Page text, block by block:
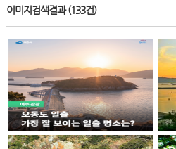
이미지검색결과(133건)